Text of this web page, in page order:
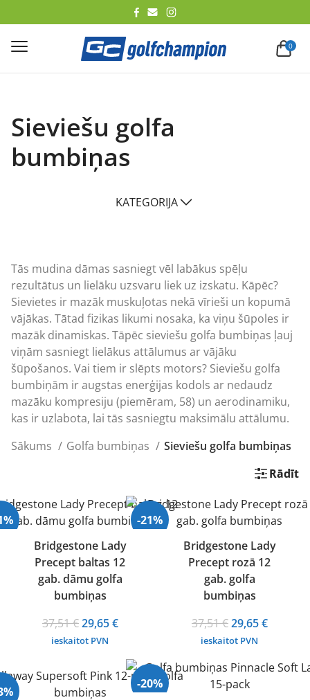
0
Sieviešu golfa
bumbiņas
KATEGORIJA
Tās mudina dāmas sasniegt vēl labākus spēļu
rezultātus un lielāku uzsvaru liek uz izskatu. Kāpēc?
Sievietes ir mazāk muskuļotas nekā vīrieši un kopumā
vājākas. Tātad fizikas likumi nosaka, ka viņu šūpoles ir
mazāk dinamiskas. Tāpēc sieviešu golfa bumbiņas ļauj
viņām sasniegt lielākus attālumus ar vājāku
šūpošanos. Vai tiem ir slēpts motors? Sieviešu golfa
bumbiņām ir augstas enerģijas kodols ar nedaudz
mazāku kompresiju (piemēram, 58) un aerodinamiku,
kas ir uzlabota, lai tās sasniegtu maksimālu attālumu.
Sākums
Golfa bumbiņas
Sieviešu golfa bumbiņas
Rādīt
Bridgestone Lady
Precept baltas 12
gab. dāmu golfa
bumbiņas
37,51€Original
price
37,51 €.
29,65€Current
is:
29,65 €.
ieskaitot PVN
-21%
Bridgestone Lady
Precept rozā 12
gab. golfa
bumbiņas
37,51€Original
price
37,51 €.
29,65€Current
29,65 €.
ieskaitot PVN
-20%